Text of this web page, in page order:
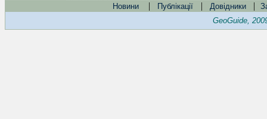
Новини | Публікації | Довідники |
GeoGuide,